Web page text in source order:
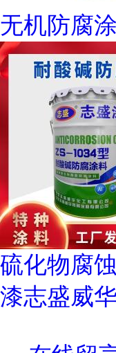
无机防腐
硫化物腐
漆志盛威